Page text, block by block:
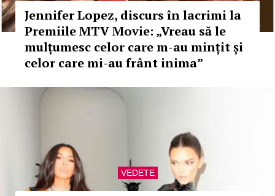
Jennifer Lopez, discurs în lacrimi la
Premiile MTV Movie: „Vreau să le
mulțumesc celor care m-au mințit și
celor care mi-au frânt inima”
VEDETE